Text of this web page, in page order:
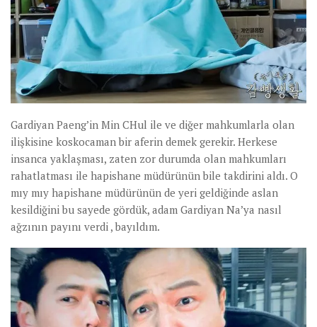
Gardiyan Paeng’in Min CHul ile ve diğer mahkumlarla olan
ilişkisine koskocaman bir aferin demek gerekir. Herkese
insanca yaklaşması, zaten zor durumda olan mahkumları
rahatlatması ile hapishane müdürünün bile takdirini aldı. O
mıy mıy hapishane müdürünün de yeri geldiğinde aslan
kesildiğini bu sayede gördük, adam Gardiyan Na’ya nasıl
ağzının payını verdi , bayıldım.